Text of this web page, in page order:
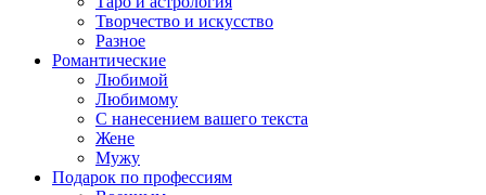
Творчество и искусство
Разное
Романтические
Любимой
Любимому
С нанесением вашего текста
Жене
Мужу
Подарок по профессиям